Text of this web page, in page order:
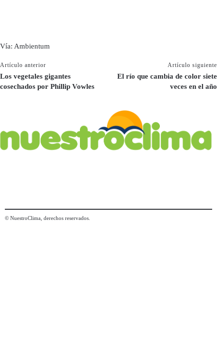
Vía: Ambientum
Artículo anterior
Los vegetales gigantes
cosechados por Phillip Vowles
Artículo siguiente
El río que cambia de color siete
veces en el año
© NuestroClima, derechos reservados.